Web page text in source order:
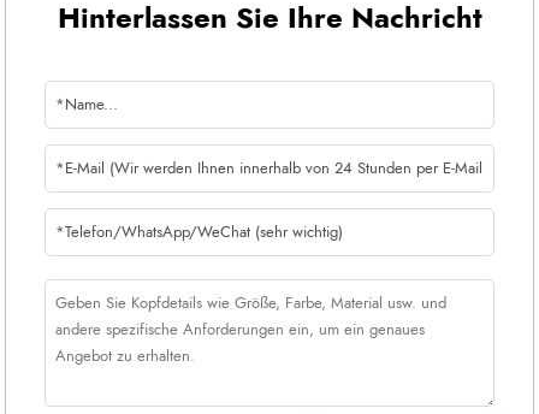
Hinterlassen Sie Ihre Nachricht